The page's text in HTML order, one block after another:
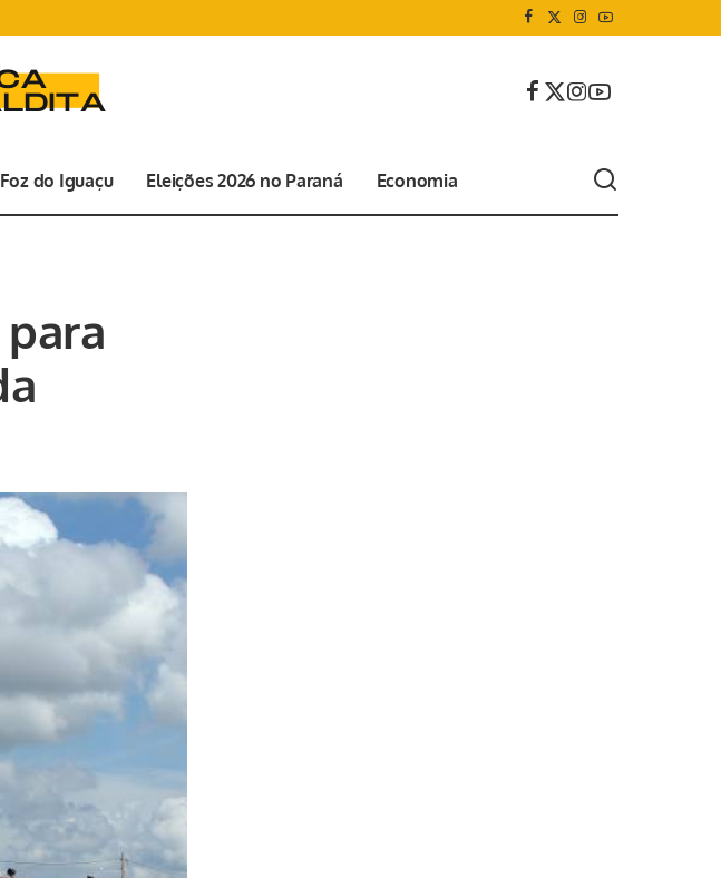
Foz do Iguaçu Eleições 2026 no Paraná Economia